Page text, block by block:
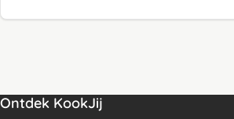
Ontdek KookJij